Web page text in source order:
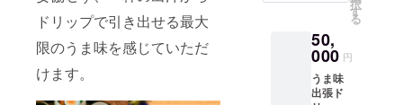
ドリップで引き出せる最大
限のうま味を感じていただ
けます。
ンと
パッ
ケージ
等のデ
ザイン
○製品概
称：人
生にう
ま味を
天然ク
ラフト
なたを
しま
す。 そ
う、あ
なたの
人生に
択
す
る
50,
000 円
うま味
出張ド